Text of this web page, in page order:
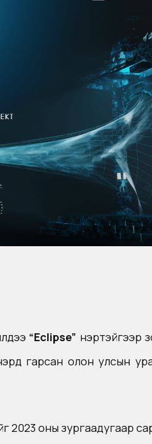
“Eclipse” нэртэйгээр
гарсан олон улсын
2023 оны зургаадугаар